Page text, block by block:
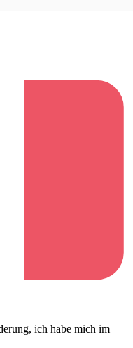
ich habe mich im